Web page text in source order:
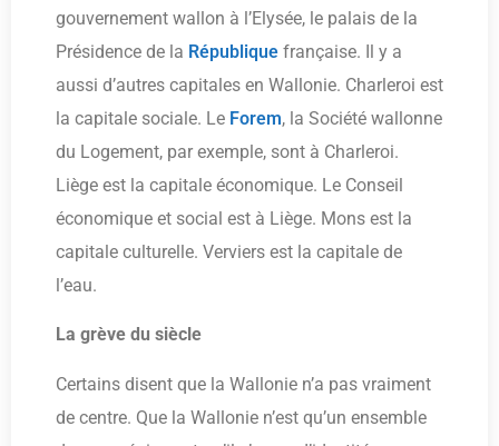
gouvernement wallon à l’Elysée, le palais de la
Présidence de la République française. Il y a
aussi d’autres capitales en Wallonie. Charleroi est
la capitale sociale. Le Forem, la Société wallonne
du Logement, par exemple, sont à Charleroi.
Liège est la capitale économique. Le Conseil
économique et social est à Liège. Mons est la
capitale culturelle. Verviers est la capitale de
l’eau.
La grève du siècle
Certains disent que la Wallonie n’a pas vraiment
de centre. Que la Wallonie n’est qu’un ensemble